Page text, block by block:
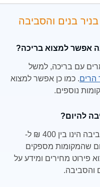
בנים והסביבה
אפשר למצוא בריכה?
עם בריכה, למשל
הרים. כמו כן אפשר למצוא
נוספים.
להיום?
המחיר להיום לצימר בניר בנים והסביבה הינו בין 400 ₪ ל-
שהמקומות מספקים
פירוט מחירים ומידע על
והסביבה.